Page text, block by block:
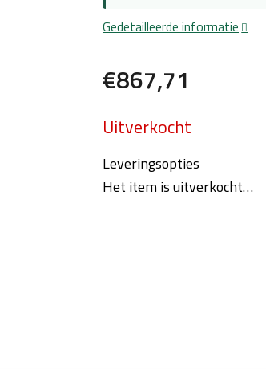
€867,71
prijs:
Uitverkocht
Leveringsopties
Het item is uitverkocht…
Gedetailleerde informatie